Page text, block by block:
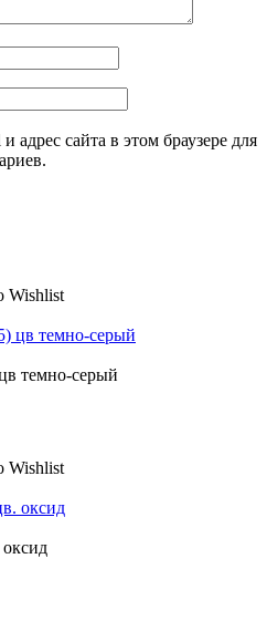
адрес сайта в этом браузере для
темно-серый